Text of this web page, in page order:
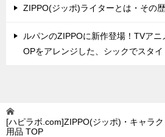
ZIPPO(ジッポ)ライターとは・その
ルパンのZIPPOに新作登場！TVア
OPをアレンジした、シックでスタイ
[ハピラボ.com]ZIPPO(ジッポ)・キャラ
用品 TOP